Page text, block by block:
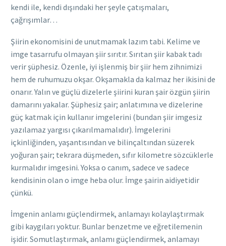
kendi ile, kendi dışındaki her şeyle çatışmaları,
çağrışımlar…
Şiirin ekonomisini de unutmamak lazım tabi. Kelime ve
imge tasarrufu olmayan şiir sırıtır. Sırıtan şiir kabak tadı
verir şüphesiz. Özenle, iyi işlenmiş bir şiir hem zihnimizi
hem de ruhumuzu okşar. Okşamakla da kalmaz her ikisini de
onarır. Yalın ve güçlü dizelerle şiirini kuran şair özgün şiirin
damarını yakalar. Şüphesiz şair; anlatımına ve dizelerine
güç katmak için kullanır imgelerini (bundan şiir imgesiz
yazılamaz yargısı çıkarılmamalıdır). İmgelerini
içkinliğinden, yaşantısından ve bilinçaltından süzerek
yoğuran şair; tekrara düşmeden, sıfır kilometre sözcüklerle
kurmalıdır imgesini. Yoksa o canım, sadece ve sadece
kendisinin olan o imge heba olur. İmge şairin aidiyetidir
çünkü.
İmgenin anlamı güçlendirmek, anlamayı kolaylaştırmak
gibi kaygıları yoktur. Bunlar benzetme ve eğretilemenin
işidir. Somutlaştırmak, anlamı güçlendirmek, anlamayı